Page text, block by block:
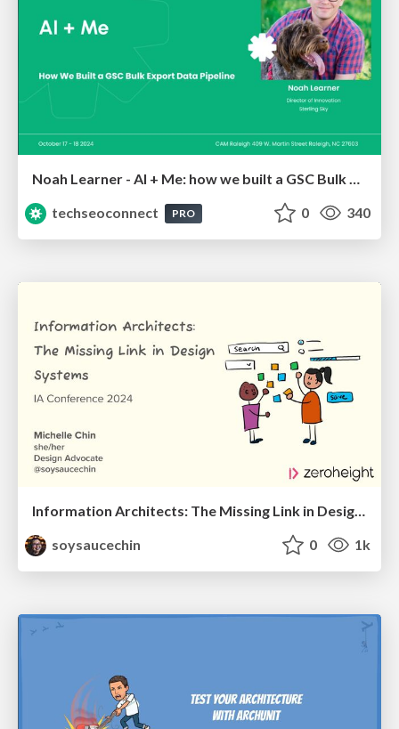
Noah Learner - AI + Me: how we built a GSC Bulk Export data pipeline
techseoconnect
PRO 0 340
soysaucechin
0 1k